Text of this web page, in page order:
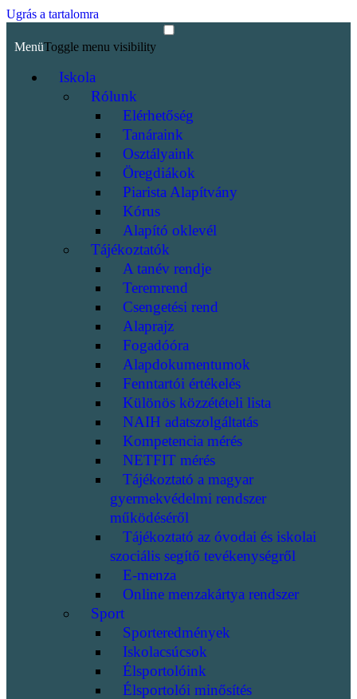
Ugrás a tartalomra
MenüToggle menu visibility
Iskola
Rólunk
Elérhetőség
Tanáraink
Osztályaink
Öregdiákok
Piarista Alapítvány
Kórus
Alapító oklevél
Tájékoztatók
A tanév rendje
Teremrend
Csengetési rend
Alaprajz
Fogadóóra
Alapdokumentumok
Fenntartói értékelés
Különös közzétételi lista
NAIH adatszolgáltatás
Kompetencia mérés
NETFIT mérés
Tájékoztató a magyar
gyermekvédelmi rendszer
működéséről
Tájékoztató az óvodai és iskolai
szociális segítő tevékenységről
E-menza
Online menzakártya rendszer
Sport
Sporteredmények
Iskolacsúcsok
Élsportolóink
Élsportolói minősítés